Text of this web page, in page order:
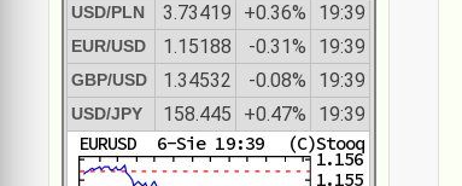
USD/PLN 3.73419 +0.36% 19:39
EUR/USD 1.15188 -0.31% 19:39
GBP/USD 1.34532 -0.08% 19:39
USD/JPY 158.445 +0.47% 19:39